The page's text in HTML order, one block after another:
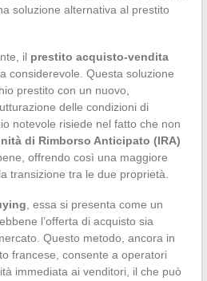
soluzione alternativa al prestito
il prestito acquisto-vendita
considerevole. Questa soluzione
prestito con un nuovo,
delle condizioni di
notevole risiede nel fatto che non
di Rimborso Anticipato (IRA)
offrendo così una maggiore
transizione tra le due proprietà.
, essa si presenta come un
l’offerta di acquisto sia
Questo metodo, ancora in
francese, consente a operatori
immediata ai venditori, il che può